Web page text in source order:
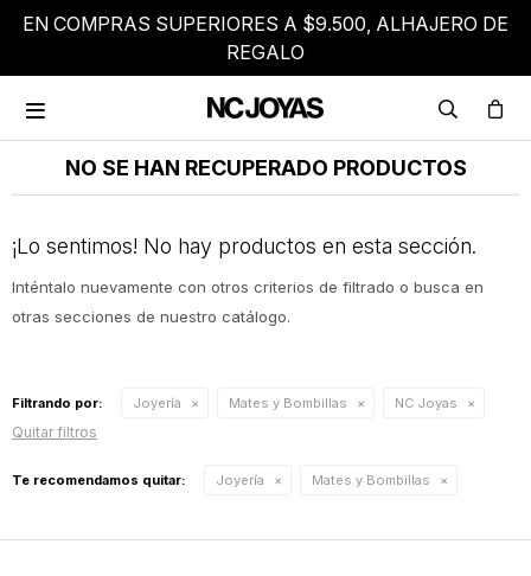
EN COMPRAS SUPERIORES A $9.500, ALHAJERO DE
REGALO

NO SE HAN RECUPERADO PRODUCTOS
¡Lo sentimos! No hay productos en esta sección.
Inténtalo nuevamente con otros criterios de filtrado o busca en
otras secciones de nuestro catálogo.
Filtrando por: Joyería Mates y Bombillas NC Joyas
Quitar filtros
Te recomendamos quitar: Joyería Mates y Bombillas